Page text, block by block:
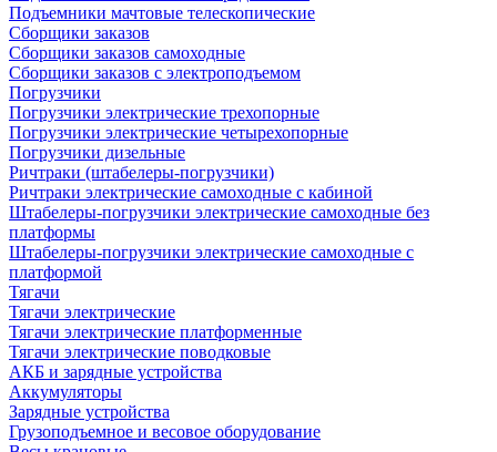
Подъемники мачтовые телескопические
Сборщики заказов
Сборщики заказов самоходные
Сборщики заказов с электроподъемом
Погрузчики
Погрузчики электрические трехопорные
Погрузчики электрические четырехопорные
Погрузчики дизельные
Ричтраки (штабелеры-погрузчики)
Ричтраки электрические самоходные с кабиной
Штабелеры-погрузчики электрические самоходные без
платформы
Штабелеры-погрузчики электрические самоходные с
платформой
Тягачи
Тягачи электрические
Тягачи электрические платформенные
Тягачи электрические поводковые
АКБ и зарядные устройства
Аккумуляторы
Зарядные устройства
Грузоподъемное и весовое оборудование